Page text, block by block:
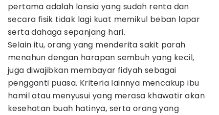
pertama adalah lansia yang sudah renta dan
secara fisik tidak lagi kuat memikul beban lapar
serta dahaga sepanjang hari.
Selain itu, orang yang menderita sakit parah
menahun dengan harapan sembuh yang kecil,
juga diwajibkan membayar fidyah sebagai
pengganti puasa. Kriteria lainnya mencakup ibu
hamil atau menyusui yang merasa khawatir akan
kesehatan buah hatinya, serta orang yang